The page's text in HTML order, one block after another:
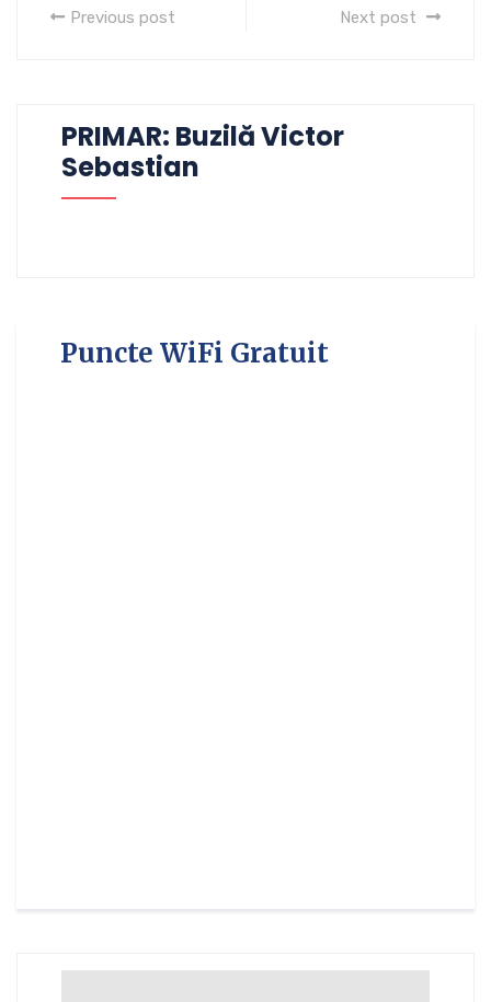
Previous post Next post
PRIMAR: Buzilă Victor
Sebastian
Puncte WiFi Gratuit